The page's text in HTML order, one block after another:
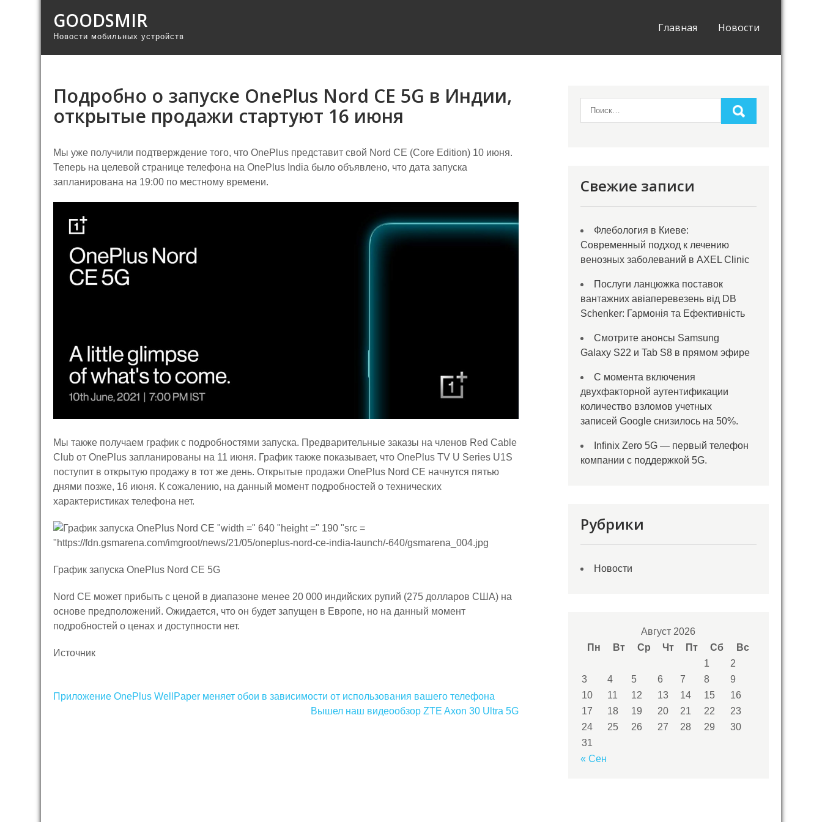
GOODSMIR
Новости мобильных устройств
Главная Новости
Подробно о запуске OnePlus Nord CE 5G в Индии,
открытые продажи стартуют 16 июня
Мы уже получили подтверждение того, что OnePlus представит свой Nord CE (Core Edition) 10 июня.
Теперь на целевой странице телефона на OnePlus India было объявлено, что дата запуска
запланирована на 19:00 по местному времени.
Мы также получаем график с подробностями запуска. Предварительные заказы на членов Red Cable
Club от OnePlus запланированы на 11 июня. График также показывает, что OnePlus TV U Series U1S
поступит в открытую продажу в тот же день. Открытые продажи OnePlus Nord CE начнутся пятью
днями позже, 16 июня. К сожалению, на данный момент подробностей о технических
характеристиках телефона нет.
График запуска OnePlus Nord CE 5G
Nord CE может прибыть с ценой в диапазоне менее 20 000 индийских рупий (275 долларов США) на
основе предположений. Ожидается, что он будет запущен в Европе, но на данный момент
подробностей о ценах и доступности нет.
Источник
Навигация
Приложение OnePlus WellPaper меняет обои в зависимости от использования вашего телефона
Вышел наш видеообзор ZTE Axon 30 Ultra 5G
Свежие записи
Флебология в Киеве:
Современный подход к лечению
венозных заболеваний в AXEL Clinic
Послуги ланцюжка поставок
вантажних авіаперевезень від DB
Schenker: Гармонія та Ефективність
Смотрите анонсы Samsung
Galaxy S22 и Tab S8 в прямом эфире
С момента включения
двухфакторной аутентификации
количество взломов учетных
записей Google снизилось на 50%.
Infinix Zero 5G — первый телефон
компании с поддержкой 5G.
Рубрики
Новости
Август 2026
Пн
Вт Ср Чт Пт Сб
Вс
1
2
3
4 5 6 7 8
9
10
11 12 13 14 15
16
17
18 19 20 21 22
23
24
25 26 27 28 29
30
31
« Сен